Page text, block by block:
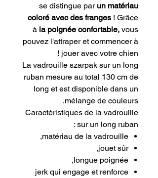
se distingue par un matériau
coloré avec des franges ! Grâce
à la poignée confortable, vous
pouvez l'attraper et commencer à
jouer avec votre chien !
La vadrouille szarpak sur un long
ruban mesure au total 130 cm de
long et est disponible dans un
mélange de couleurs.
Caractéristiques de la vadrouille
sur un long ruban :
matériau de la vadrouille,
jouet sûr,
longue poignée,
jerk qui engage et renforce